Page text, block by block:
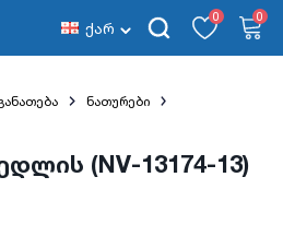
ქარ
0 0
ნათურები
(NV-13174-13)